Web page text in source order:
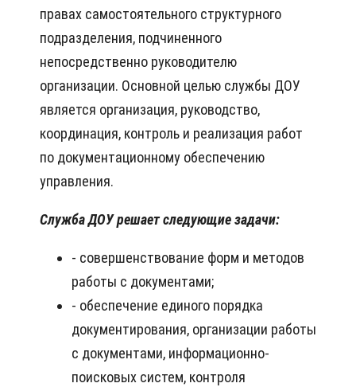
правах самостоятельного структурного
подразделения, подчиненного
непосредственно руководителю
организации. Основной целью службы ДОУ
является организация, руководство,
координация, контроль и реализация работ
по документационному обеспечению
управления.
Служба ДОУ решает следующие задачи:
- совершенствование форм и методов
работы с документами;
- обеспечение единого порядка
документирования, организации работы
с документами, информационно-
поисковых систем, контроля